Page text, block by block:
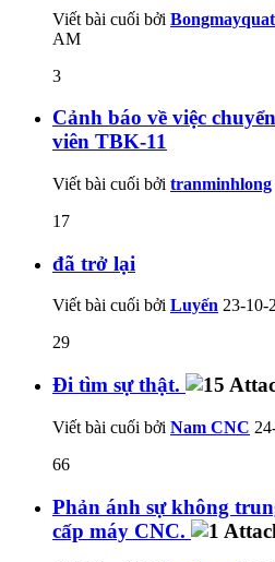
Viết bài cuối bởi
AM
3
Cảnh báo về việc
viên TBK-11
Viết bài cuối bởi tranminhlong
17
đã trở lại
Viết bài cuối bởi Luyến 23-10-
29
Đi tìm sự thật.
Viết bài cuối bởi Nam CNC
66
Phản ánh sự không
cấp máy CNC.